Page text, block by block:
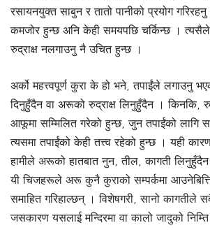
रसायनयुक्त साबुन र तातो पानीको प्रयोग
कमजोर हुन्छ अनि केही समयपछि चर्किन्छ ।
रुद्राक्ष नलगाउनु नै उचित हुन्छ ।
अर्को महत्त्वपूर्ण कुरा के हो भने, तपाईंले लगाउनु
दिनुहुँदैन वा अरूको रुद्राक्ष लिनुहुँदैन । किनकि,
आफूमा सम्मिलित गरेको हुन्छ, जुन तपाईंको लागि
त्यसमा तपाईंको केही तत्त्व रहेको हुन्छ । यही
हामीले अरूको हातबात नुन, तील, कागती
यी चिजहरूले अरू कुनै कुराको सम्पर्कमा
समाहित गरिहाल्छन् । विशेषगरी, सानो कागतीले
जसकारण यसलाई मन्दिरमा वा कालो जादुको